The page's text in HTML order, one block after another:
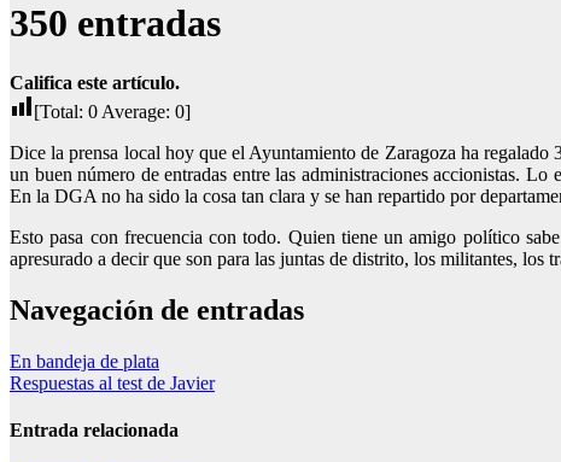
350 entradas
Califica este artículo.
[Total: 0 Average: 0]
Dice la prensa local hoy que el Ayuntamiento de Zaragoza ha
un buen número de entradas entre las administraciones accionistas.
En la DGA no ha sido la cosa tan clara y se han repartido por
Esto pasa con frecuencia con todo. Quien tiene un amigo político
apresurado a decir que son para las juntas de distrito, los militantes,
Navegación de entradas
En bandeja de plata
Respuestas al test de Javier
Entrada relacionada